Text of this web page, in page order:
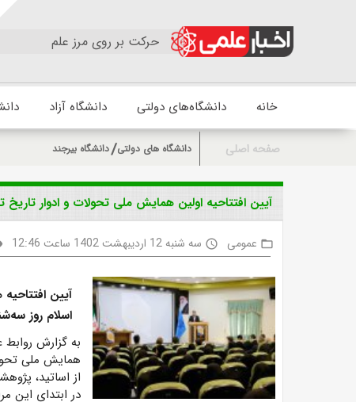
حرکت بر روی مرز علم
خانه دانشگاه‌های دولتی دانشگاه آزاد
صفحه اصلی دانشگاه های دولتی دانشگاه بیرجند
آیین افتتاحیه اولین همایش ملی تحولات و ادوار تاریخ
folder_open عمومی access_time سه شنبه 12 اردیبهشت 1402 ساعت 12:46
آیین
اسلام روز سه‌شنبه ۱۲ اردیبهشت ۱۴۰۲ در دانشگاه
به گزارش روابط
همایش ملی
از اساتید،